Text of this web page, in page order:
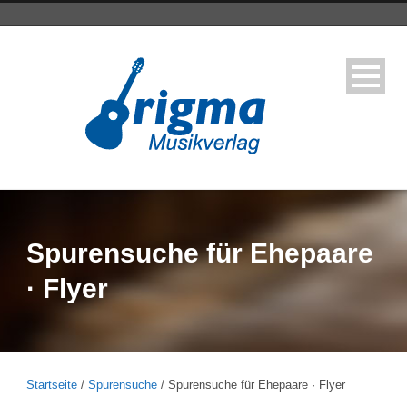
Spurensuche für Ehepaare
· Flyer
Startseite / Spurensuche / Spurensuche für Ehepaare · Flyer